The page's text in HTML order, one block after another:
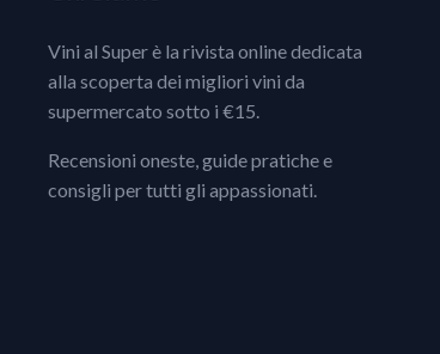
Vini al Super è la rivista online dedicata
alla scoperta dei migliori vini da
supermercato sotto i €15.
Recensioni oneste, guide pratiche e
consigli per tutti gli appassionati.